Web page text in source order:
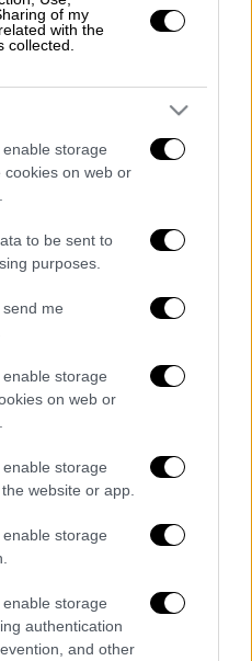
of my
with the
collected.
storage
cookies on web or
to be sent to
purposes.
me
storage
on web or
storage
website or app.
storage
storage
authentication
and other
Οι κινήσεις της
Diana
Mayhew
αριθμοί επισκεπτών
τις προ της
περίπου 1,6
και περισσότερα
σε έσοδα για
μεταμορφώνει την
της
μεγάλη, μεγάλη,
και
από το
έκανε
η ιαπωνική
να συμμετέχει στη